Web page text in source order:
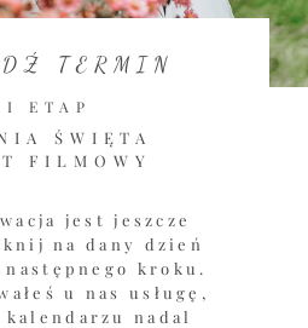
TERMIN
ETAP
ŚWIĘTA
FILMOWY
jest jeszcze
na dany dzień
kroku.
u nas usługę,
nadal